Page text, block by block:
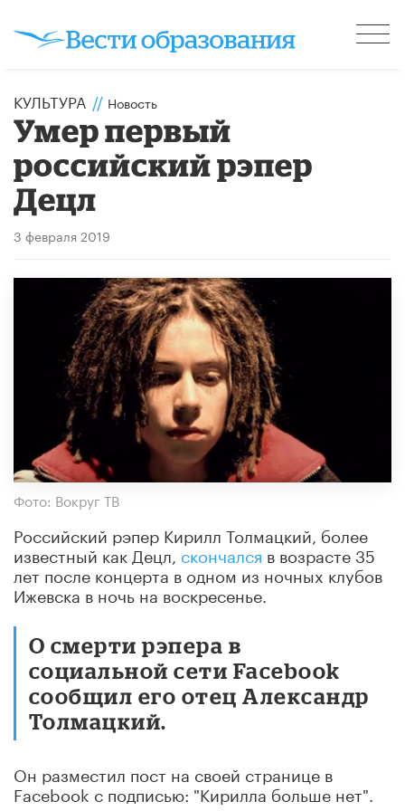
КУЛЬТУРА // Новость
Умер первый
российский рэпер
Децл
3 февраля 2019
Фото: Вокруг ТВ
Российский рэпер Кирилл Толмацкий, более
известный как Децл, скончался в возрасте 35
лет после концерта в одном из ночных клубов
Ижевска в ночь на воскресенье.
О смерти рэпера в
социальной сети Facebook
сообщил его отец Александр
Толмацкий.
Он разместил пост на своей странице в
Facebook с подписью: "Кирилла больше нет".